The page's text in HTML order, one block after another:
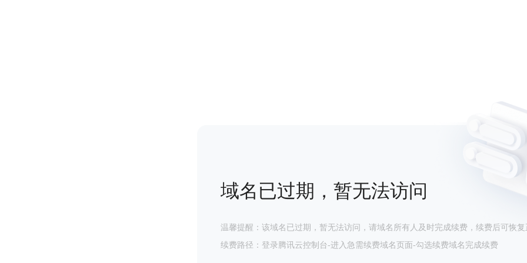
域名已过期，暂无法访问
温馨提醒：该域名已过期，暂无法访问，请域名所有人及时完成续费，续费后可恢复
续费路径：登录腾讯云控制台-进入急需续费域名页面-勾选续费域名完成续费